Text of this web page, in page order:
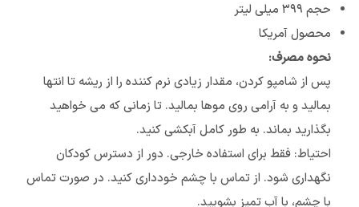
حجم ۳۹۹ میلی لیتر
محصول آمریکا
نحوه مصرف:
پس از شامپو کردن، مقدار زیادی نرم کننده را از ریشه تا انتها
بمالید و به آرامی روی موها بمالید. تا زمانی که می خواهید
بگذارید بماند. به طور کامل آبکشی کنید.
احتیاط: فقط برای استفاده خارجی. دور از دسترس کودکان
نگهداری شود. از تماس با چشم خودداری کنید. در صورت تماس
با چشم، با آب تمیز بشویید.